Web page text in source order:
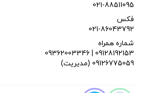
021-88511095
فکس
021-86043792
شماره همراه
09362003346 | 09128192153
(مدیریت) 09126775059